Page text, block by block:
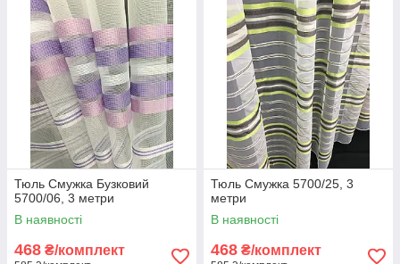
Тюль Смужка Бузковий
5700/06, 3 метри
В наявності
468 ₴/комплект
Тюль Смужка 5700/25, 3
метри
В наявності
468 ₴/комплект